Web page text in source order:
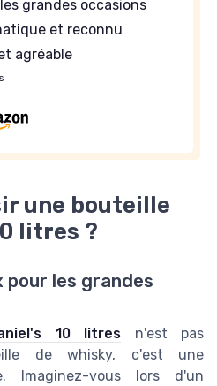
grandes occasions
et reconnu
agréable
une bouteille
litres ?
pour les grandes
10 litres n'est pas
de whisky, c'est une
Imaginez-vous lors d'un